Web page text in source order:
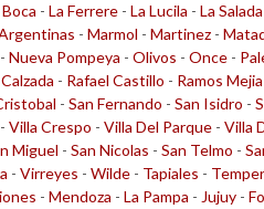
- La Ferrere - La Lucila - La Salada
- Marmol - Martinez -
- Nueva Pompeya - Olivos - Once -
- Rafael Castillo - Ramos Mejia
- San Fernando - San Isidro -
- Villa Crespo - Villa Del Parque - Villa
Miguel - San Nicolas - San Telmo -
- Virreyes - Wilde - Tapiales -
- Mendoza - La Pampa - Jujuy -